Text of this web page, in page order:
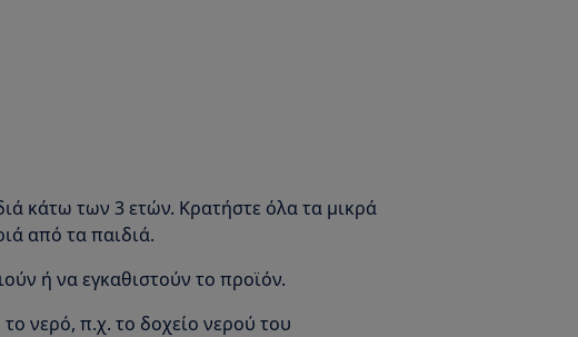
κάτω των 3 ετών. Κρατήστε όλα τα μικρά
από τα παιδιά.
ή να εγκαθιστούν το προϊόν.
νερό, π.χ. το δοχείο νερού του